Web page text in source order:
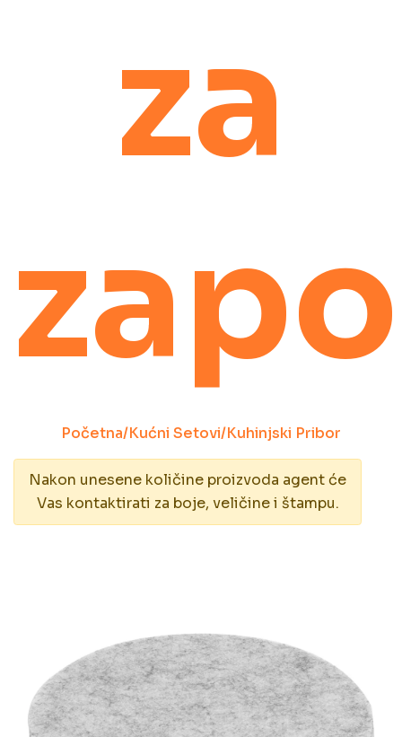
za
Početna/Kućni Setovi/Kuhinjski Pribor
Nakon unesene količine proizvoda agent će
Vas kontaktirati za boje, veličine i štampu.